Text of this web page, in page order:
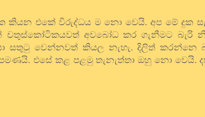
කියන එකේ විරුද්ධය ම නො වෙයි. අප මේ දුක
චතුස්කෝටිකයවත් අවබෝධ කර ගැනීමට බැරි
සතුටු වෙන්නවත් කියල නැහැ. දිලිත් කරන්නෙ
එසේ කළ පළමු තැනැත්තා ඔහු නො